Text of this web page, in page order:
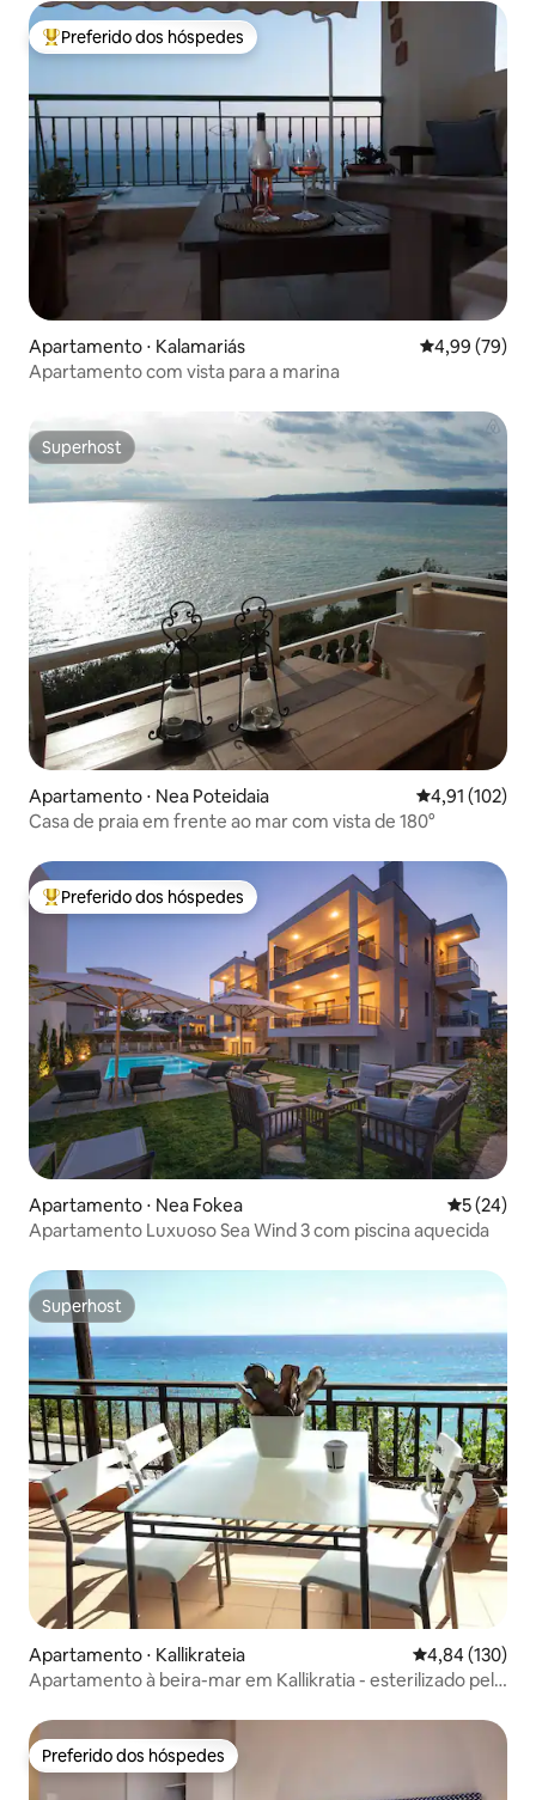
Entre os melhores preferidos dos hóspedes
Preferido dos hóspedes
Apartamento ⋅ Kalamariás 4,99 de uma
4,99 (79)
Apartamento com vista para a marina
Superhost
Superhost
Apartamento ⋅ Nea Poteidaia 4,91 de uma
4,91 (102)
Casa de praia em frente ao mar com vista de 180°
Entre os melhores preferidos dos hóspedes
Preferido dos hóspedes
Apartamento ⋅ Nea Fokea 5 de uma
5 (24)
Apartamento Luxuoso Sea Wind 3 com piscina aquecida
Superhost
Superhost
Apartamento ⋅ Kallikrateia 4,84 de uma
4,84 (130)
Apartamento à beira-mar em Kallikratia - esterilizado pela
Preferido dos hóspedes
Preferido dos hóspedes